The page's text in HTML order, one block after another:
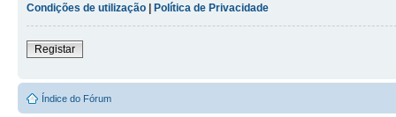
Condições de utilização | Política de Privacidade
Registar
Índice do Fórum